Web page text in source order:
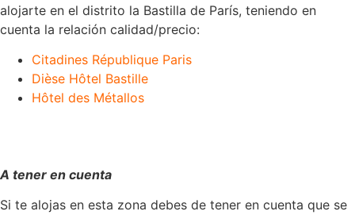
alojarte en el distrito la Bastilla de París, teniendo en
cuenta la relación calidad/precio:
Citadines République Paris
Dièse Hôtel Bastille
Hôtel des Métallos
A tener en cuenta
Si te alojas en esta zona debes de tener en cuenta que se